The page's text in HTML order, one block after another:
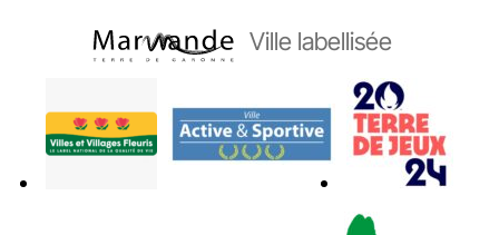
Ville labellisée